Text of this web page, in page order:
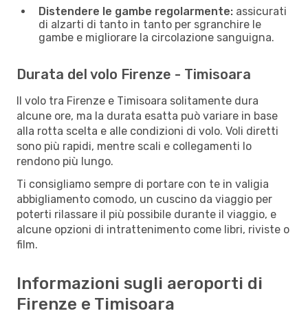
Distendere le gambe regolarmente: assicurati
di alzarti di tanto in tanto per sgranchire le
gambe e migliorare la circolazione sanguigna.
Durata del volo Firenze - Timisoara
Il volo tra Firenze e Timisoara solitamente dura
alcune ore, ma la durata esatta può variare in base
alla rotta scelta e alle condizioni di volo. Voli diretti
sono più rapidi, mentre scali e collegamenti lo
rendono più lungo.
Ti consigliamo sempre di portare con te in valigia
abbigliamento comodo, un cuscino da viaggio per
poterti rilassare il più possibile durante il viaggio, e
alcune opzioni di intrattenimento come libri, riviste o
film.
Informazioni sugli aeroporti di
Firenze e Timisoara